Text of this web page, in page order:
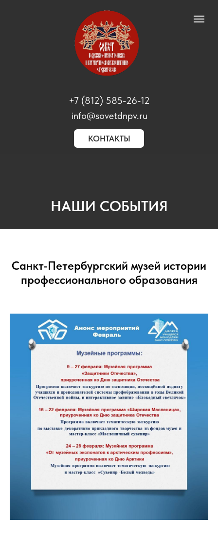
+7 (812) 585-26-12
info@sovetdnpv.ru
КОНТАКТЫ
НАШИ СОБЫТИЯ
Санкт-Петербургский музей истории
профессионального образования